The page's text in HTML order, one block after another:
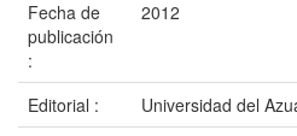
Fecha de
publicación
:
2012
Editorial :
Universidad del